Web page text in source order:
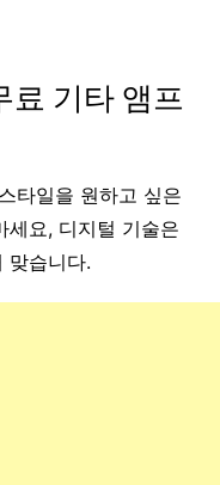
료 기타 앰프
타일을 원하고 싶은
세요, 디지털 기술은
맞습니다.